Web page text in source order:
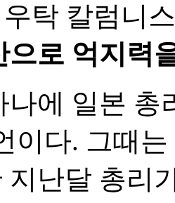
우탁 칼럼니
으로 억지력
나에 일본 총
이다. 그때
지난달 총리